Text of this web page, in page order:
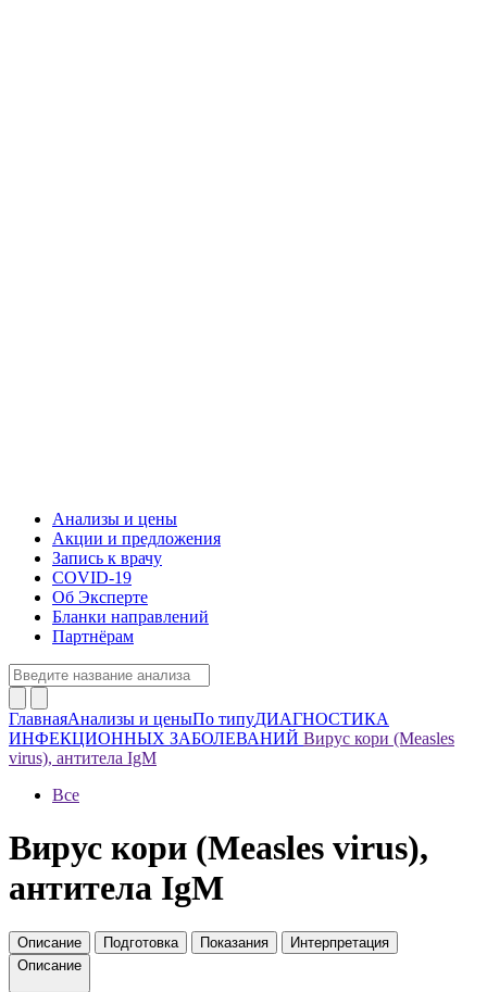
Анализы и цены
Акции и предложения
Запись к врачу
COVID-19
Об Эксперте
Бланки направлений
Партнёрам
ГлавнаяАнализы и ценыПо типуДИАГНОСТИКА
ИНФЕКЦИОННЫХ ЗАБОЛЕВАНИЙ Вирус кори (Measles
virus), антитела IgM
Все
Вирус кори (Measles virus),
антитела IgM
Описание Подготовка Показания
Интерпретация
Описание